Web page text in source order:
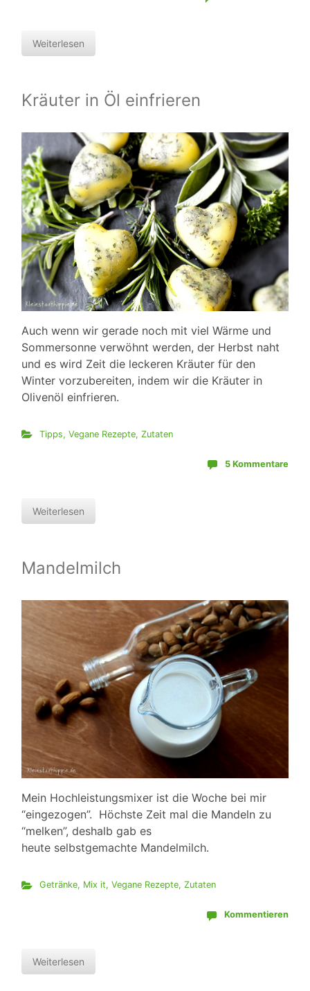
Weiterlesen
Kräuter in Öl einfrieren
Auch wenn wir gerade noch mit viel Wärme und
Sommersonne verwöhnt werden, der Herbst naht
und es wird Zeit die leckeren Kräuter für den
Winter vorzubereiten, indem wir die Kräuter in
Olivenöl einfrieren.
Tipps, Vegane Rezepte, Zutaten
5 Kommentare
Weiterlesen
Mandelmilch
Mein Hochleistungsmixer ist die Woche bei mir
“eingezogen”. Höchste Zeit mal die Mandeln zu
“melken”, deshalb gab es
heute selbstgemachte Mandelmilch.
Getränke, Mix it, Vegane Rezepte, Zutaten
Kommentieren
Weiterlesen